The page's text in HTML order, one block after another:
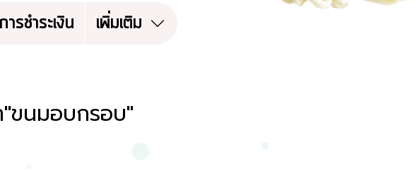
ารชำระเงิน เพิ่มเติม
ขนมอบกรอบ"